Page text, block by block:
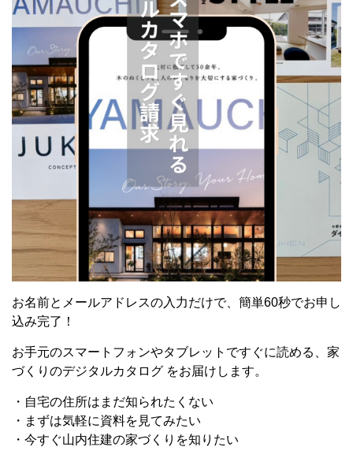
お名前とメールアドレスの入力だけで、簡単60秒でお申し
込み完了！
お手元のスマートフォンやタブレットですぐに読める、家
づくりのデジタルカタログ をお届けします。
・自宅の住所はまだ知られたくない
・まずは気軽に資料を見てみたい
・今すぐ山内住建の家づくりを知りたい